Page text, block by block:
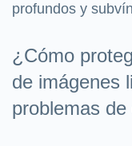
profundos y
¿Cómo
de imágenes
problemas